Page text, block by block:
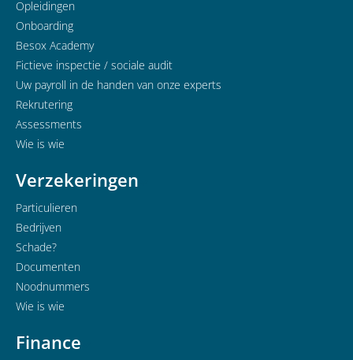
Opleidingen
Onboarding
Besox Academy
Fictieve inspectie / sociale audit
Uw payroll in de handen van onze experts
Rekrutering
Assessments
Wie is wie
Verzekeringen
Particulieren
Bedrijven
Schade?
Documenten
Noodnummers
Wie is wie
Finance